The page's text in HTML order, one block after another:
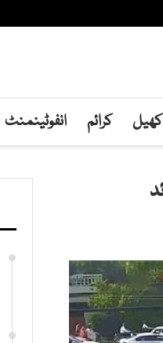
کھیل کرائم انفوٹینمنٹ